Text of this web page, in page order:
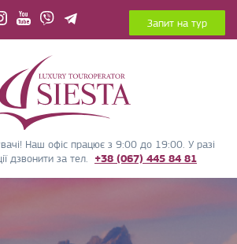
Наш офіс працює з 9:00 до 19:00. У разі
дзвонити за тел. +38 (067) 445 84 81
Запит на тур